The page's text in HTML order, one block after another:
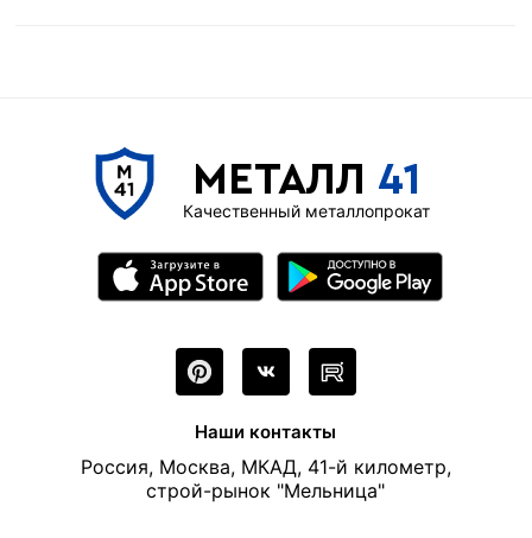
МЕТАЛЛ 41
Качественный металлопрокат
Наши контакты
Россия, Москва, МКАД, 41-й километр,
строй-рынок "Мельница"